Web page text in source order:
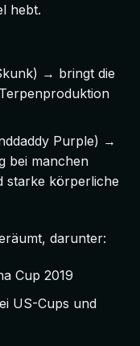
hebt.
→ bringt die
Purple) →
bei manchen
starke körperliche
darunter:
Cup 2019
US-Cups und